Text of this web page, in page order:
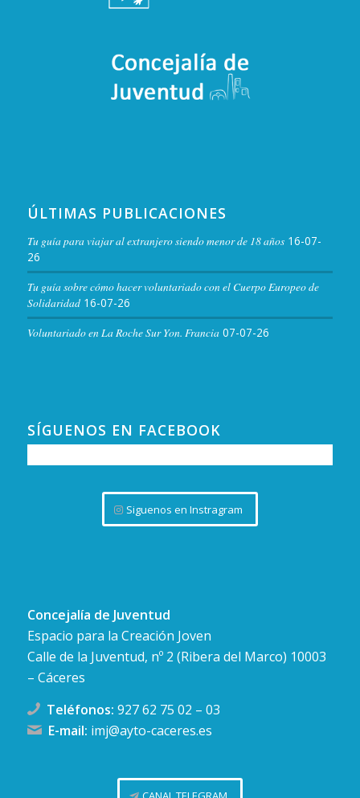
ÚLTIMAS PUBLICACIONES
Tu guía para viajar al extranjero siendo menor de 18 años 16-07-
26
Tu guía sobre cómo hacer voluntariado con el Cuerpo Europeo de
Solidaridad 16-07-26
Voluntariado en La Roche Sur Yon. Francia 07-07-26
SÍGUENOS EN FACEBOOK
Siguenos en Instragram
Concejalía de Juventud
Espacio para la Creación Joven
Calle de la Juventud, nº 2 (Ribera del Marco) 10003
– Cáceres
Teléfonos: 927 62 75 02 – 03
E-mail: imj@ayto-caceres.es